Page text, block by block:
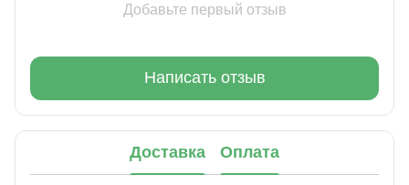
Добавьте первый отзыв
Написать отзыв
Доставка Оплата